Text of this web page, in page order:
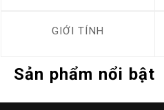
GIỚI TÍNH
Sản phẩm nổi bật